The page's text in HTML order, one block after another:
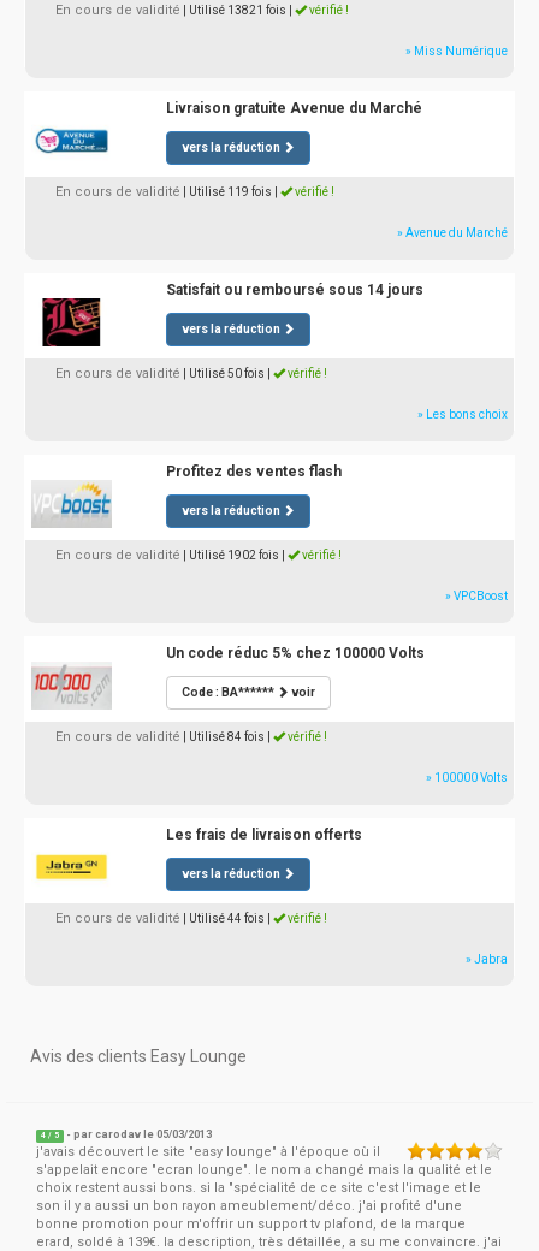
En cours de validité | Utilisé 13821 fois vérifié !
» Miss Numérique
Livraison gratuite Avenue du Marché
vers la réduction
En cours de validité | Utilisé 119 fois vérifié !
» Avenue du Marché
Satisfait ou remboursé sous 14 jours
vers la réduction
En cours de validité | Utilisé 50 fois vérifié !
» Les bons choix
Profitez des ventes flash
vers la réduction
En cours de validité | Utilisé 1902 fois vérifié !
» VPCBoost
Un code réduc 5% chez 100000 Volts
Code : BA****** voir
En cours de validité | Utilisé 84 fois vérifié !
» 100000 Volts
Les frais de livraison offerts
vers la réduction
En cours de validité | Utilisé 44 fois vérifié !
» Jabra
Avis des clients Easy Lounge
4 / 5 - parcarodav le 05/03/2013
j'avais découvert le site "easy lounge" à l'époque où il
s'appelait encore "ecran lounge". le nom a changé mais la qualité et le
choix restent aussi bons. si la "spécialité de ce site c'est l'image et le
son il y a aussi un bon rayon ameublement/déco. j'ai profité d'une
bonne promotion pour m'offrir un support tv plafond, de la marque
erard, soldé à 139€. la description, très détaillée, a su me convaincre. j'ai